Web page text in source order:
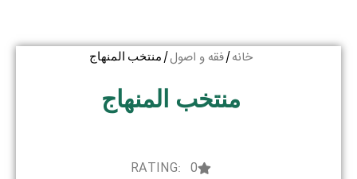
خانه/فقه و اصول/ منتخب المنهاج
منتخب المنهاج
RATING: 0